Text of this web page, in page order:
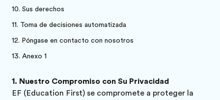
Sus derechos
Toma de decisiones automatizada
Póngase en contacto con nosotros
Anexo 1
Nuestro Compromiso con Su Privacidad
EF (Education First) se compromete a proteger la